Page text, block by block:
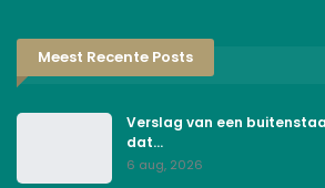
Meest Recente Posts
Verslag van een
dat…
6 aug, 2026